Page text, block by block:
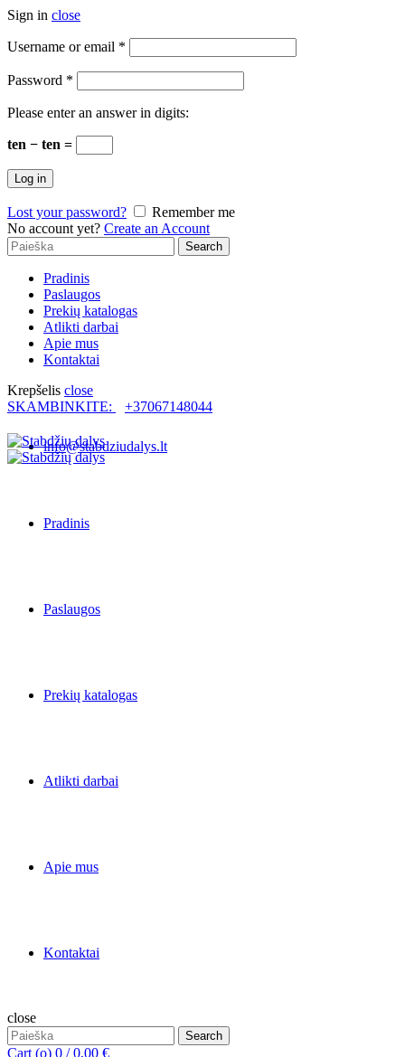
Sign in close
Username or email *
Password *
Please enter an answer in digits:
ten − ten =
Log in
Lost your password?
Remember me
No account yet? Create an Account
Search
for:
Search
Pradinis
Paslaugos
Prekių katalogas
Atlikti darbai
Apie mus
Kontaktai
Krepšelis close
SKAMBINKITE:
+37067148044
info@stabdziudalys.lt
Pradinis
Paslaugos
Prekių katalogas
Atlikti darbai
Apie mus
Kontaktai
close
Search
for:
Search
Cart (o) 0 / 0,00 €